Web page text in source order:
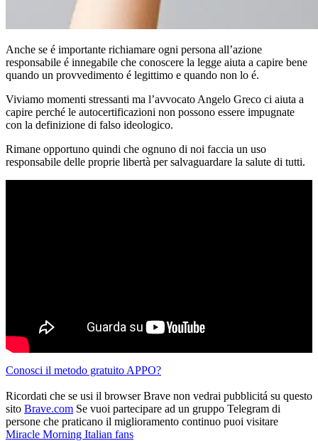
Anche se é importante richiamare ogni persona all’azione
responsabile é innegabile che conoscere la legge aiuta a capire bene
quando un provvedimento é legittimo e quando non lo é.
Viviamo momenti stressanti ma l’avvocato Angelo Greco ci aiuta a
capire perché le autocertificazioni non possono essere impugnate
con la definizione di falso ideologico.
Rimane opportuno quindi che ognuno di noi faccia un uso
responsabile delle proprie libertà per salvaguardare la salute di tutti.
Conosci il metodo gratuito APPO?
Ricordati che se usi il browser Brave non vedrai pubblicitá su questo
sito Brave.com Se vuoi partecipare ad un gruppo Telegram di
persone che praticano il miglioramento continuo puoi visitare
Miracle Morning Italian fans